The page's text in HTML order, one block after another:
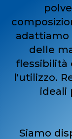
delle
flessibilità
l'utilizzo.
ideali
Siamo